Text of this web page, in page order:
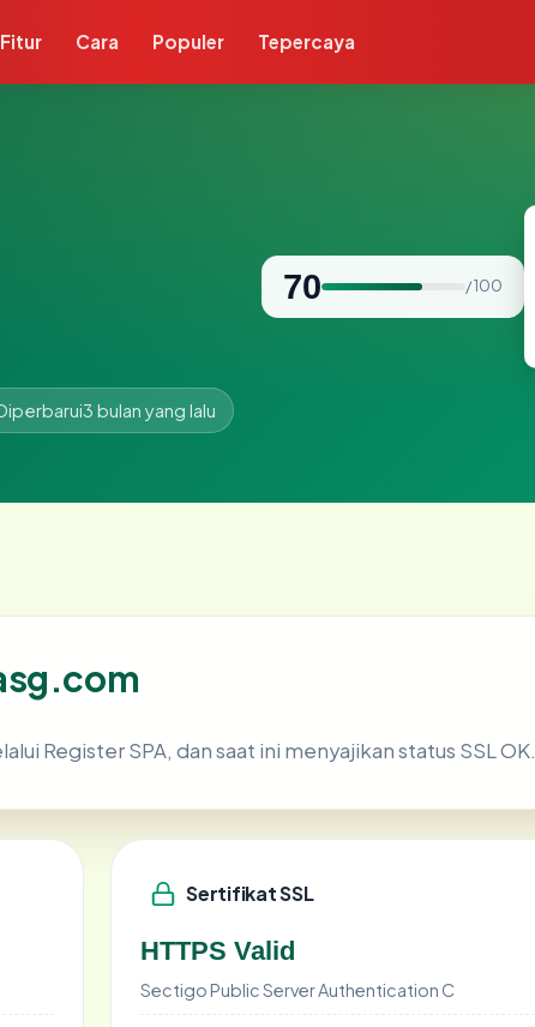
Fitur Cara Populer Tepercaya
70 / 100
3 bulan yang lalu
Register SPA, dan saat ini menyajikan status SSL OK.
Sertifikat SSL
HTTPS Valid
Sectigo Public Server Authentication C